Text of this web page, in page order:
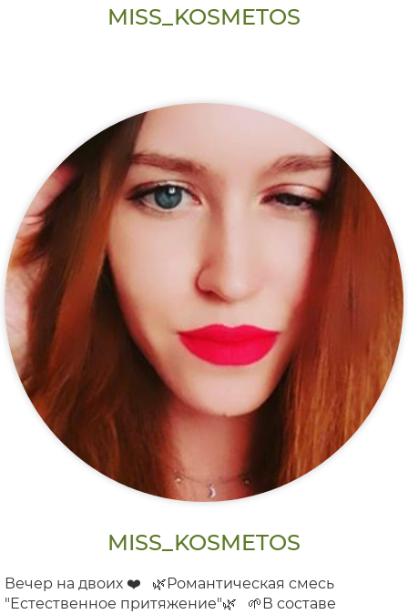
MISS_KOSMETOS
MISS_KOSMETOS
Вечер на двоих ❤️⠀🌿Романтическая смесь
"Естественное притяжение"🌿⠀🌱В составе